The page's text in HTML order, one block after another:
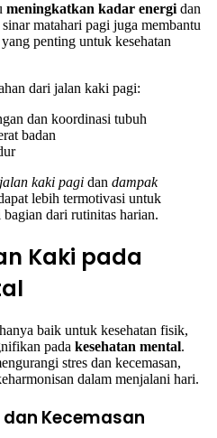
meningkatkan kadar energi dan
matahari pagi juga membantu
penting untuk kesehatan
dari jalan kaki pagi:
dan koordinasi tubuh
badan
kaki pagi dan dampak
lebih termotivasi untuk
dari rutinitas harian.
Kaki pada
baik untuk kesehatan fisik,
pada kesehatan mental.
stres dan kecemasan,
dalam menjalani hari.
dan Kecemasan